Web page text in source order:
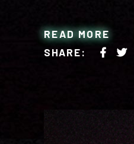
READ MORE
SHARE: